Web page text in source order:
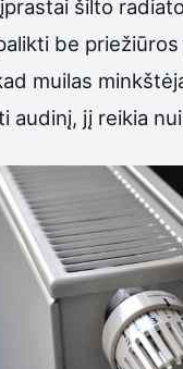
šilto
be
muilas
audinį, jį reikia